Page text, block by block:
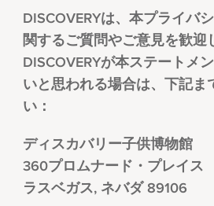
DISCOVERYは、本プライバ
関するご質問やご意見を歓迎
DISCOVERYが本ステートメ
いと思われる場合は、下記ま
い：
ディスカバリー子供博物館
360プロムナード・プレイス
ラスベガス, ネバダ 89106